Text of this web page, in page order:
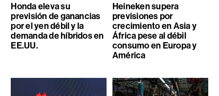
Honda eleva su
previsión de ganancias
por el yen débil y la
demanda de híbridos en
EE.UU.
Heineken supera
previsiones por
crecimiento en Asia y
África pese al débil
consumo en Europa y
América